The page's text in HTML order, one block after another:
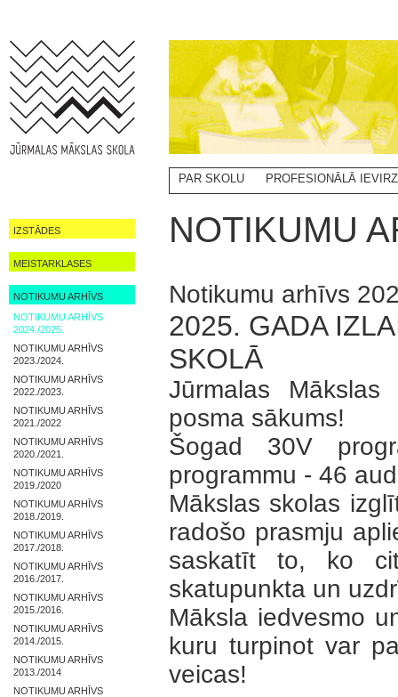
IZSTĀDES
MEISTARKLASES
NOTIKUMU ARHĪVS
NOTIKUMU ARHĪVS
2024./2025.
NOTIKUMU ARHĪVS
2023./2024.
NOTIKUMU ARHĪVS
2022./2023.
NOTIKUMU ARHĪVS
2021./2022
NOTIKUMU ARHĪVS
2020./2021.
NOTIKUMU ARHĪVS
2019./2020
NOTIKUMU ARHĪVS
2018./2019.
NOTIKUMU ARHĪVS
2017./2018.
NOTIKUMU ARHĪVS
2016./2017.
NOTIKUMU ARHĪVS
2015./2016.
NOTIKUMU ARHĪVS
2014./2015.
NOTIKUMU ARHĪVS
2013./2014
NOTIKUMU ARHĪVS
PAR SKOLU
PROFESIONĀLĀ
NOTIKUMU
Notikumu arhīvs
2025. GADA
SKOLĀ
Jūrmalas
posma sākums!
Šogad 30V
programmu - 46
Mākslas skolas
radošo prasmju
saskatīt to, ko
skatupunkta un
Māksla iedvesmo
kuru turpinot var
veicas!